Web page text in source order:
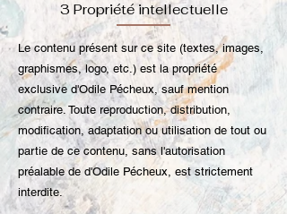
3 Propriété intellectuelle
Le contenu présent sur ce site (textes, images,
graphismes, logo, etc.) est la propriété
exclusive d'Odile Pécheux, sauf mention
contraire. Toute reproduction, distribution,
modification, adaptation ou utilisation de tout ou
partie de ce contenu, sans l'autorisation
préalable de d'Odile Pécheux, est strictement
interdite.